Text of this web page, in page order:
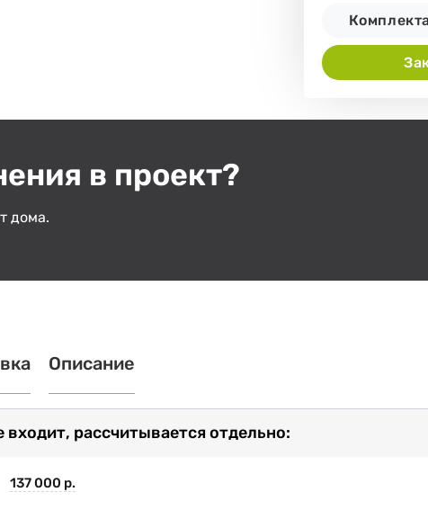
в проект?
дома.
Описание
рассчитывается отдельно:
137 000 р.